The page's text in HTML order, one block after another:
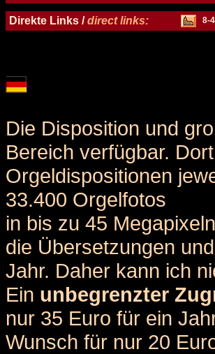
Direkte Links /direct links: 8-
Die Disposition und
Bereich verfügbar.
Orgeldispositionen
33.400 Orgelfotos
in bis zu 45
die Übersetzungen
Jahr. Daher kann ich
Ein unbegrenzter
nur 35 Euro für ein
Wunsch für nur 20